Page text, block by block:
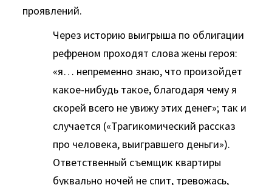
проявлений.
Через историю выигрыша по облигации
рефреном проходят слова жены героя:
«я… непременно знаю, что произойдет
какое-нибудь такое, благодаря чему я
скорей всего не увижу этих денег»; так и
случается («Трагикомический рассказ
про человека, выигравшего деньги»).
Ответственный съемщик квартиры
буквально ночей не спит, тревожась,